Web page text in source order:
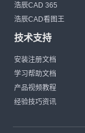
浩辰CAD 365
浩辰CAD看图王
技术支持
安装注册文档
学习帮助文档
产品视频教程
经验技巧资讯